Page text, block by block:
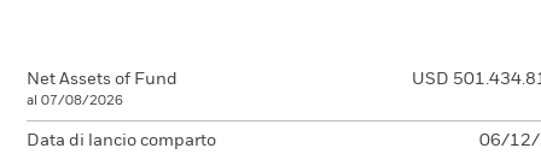
Net Assets of Fund
al 07/08/2026
USD
Data di lancio comparto 06/12/